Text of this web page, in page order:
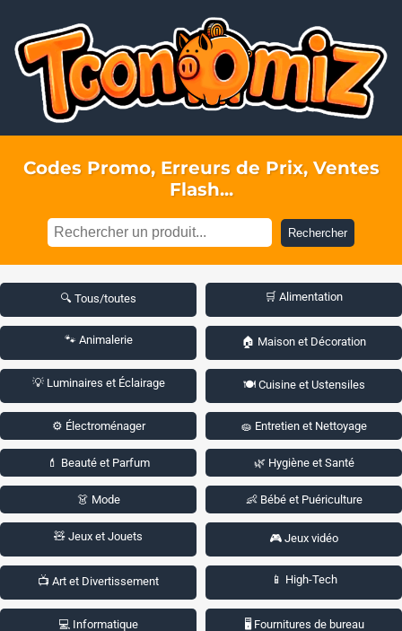
Codes Promo, Erreurs de Prix, Ventes
Flash...
Rechercher
🔍 Tous/toutes 🛒 Alimentation
🐾 Animalerie 🏠 Maison et Décoration
💡 Luminaires et Éclairage 🍽️ Cuisine et Ustensiles
⚙️ Électroménager 🧽 Entretien et Nettoyage
💄 Beauté et Parfum 🌿 Hygiène et Santé
👗 Mode 👶 Bébé et Puériculture
🧸 Jeux et Jouets 🎮 Jeux vidéo
📺 Art et Divertissement 📱 High-Tech
💻 Informatique 🖥️ Fournitures de bureau